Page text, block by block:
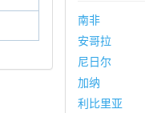
南非
安哥拉
尼日尔
加纳
利比里亚